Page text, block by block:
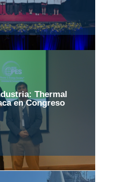
Thermal
en Congreso